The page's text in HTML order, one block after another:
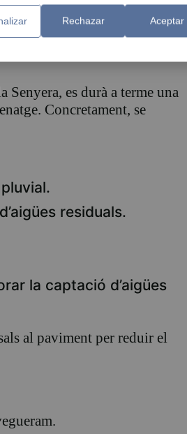
metres de col·lector
Senyera, es durà a terme una
Concretament, se
residuals.
la captació d’aigües
al paviment per reduir el
Rechazar Aceptar